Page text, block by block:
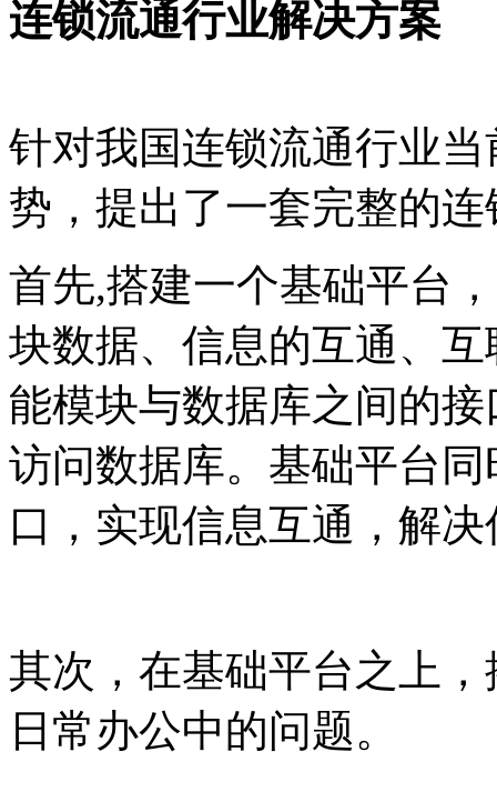
连锁流通行业解决方案
针对我国连锁流通行业
势，提出了一套完整的
首先,搭建一个基础平台
块数据、信息的互通、
能模块与数据库之间的
访问数据库。基础平台
口，实现信息互通，解
其次，在基础平台之上
日常办公中的问题。